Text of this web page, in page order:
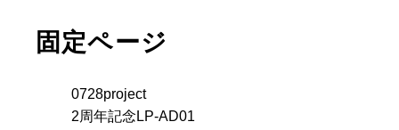
h固定ページ
0728project
2周年記念LP-AD01